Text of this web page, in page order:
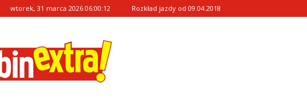
wtorek, 31 marca 2026 06:00:12 Rozkład jazdy od 09.04.2018